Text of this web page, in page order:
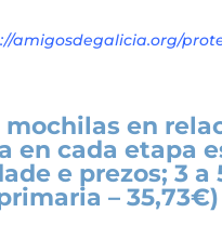
amigosdegalicia.org/
en
en cada etapa
e prezos; 3
–